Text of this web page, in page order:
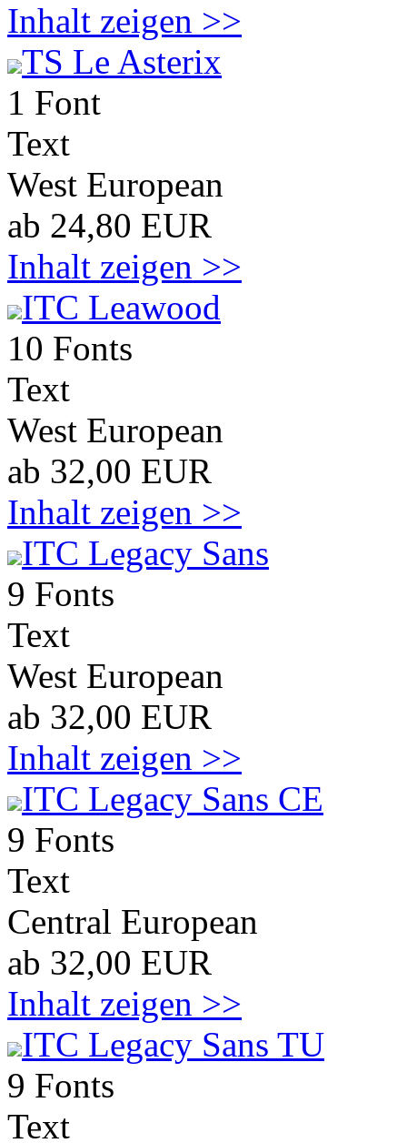
Inhalt zeigen >>
TS Le Asterix
1 Font
Text
West European
ab 24,80 EUR
Inhalt zeigen >>
ITC Leawood
10 Fonts
Text
West European
ab 32,00 EUR
Inhalt zeigen >>
ITC Legacy Sans
9 Fonts
Text
West European
ab 32,00 EUR
Inhalt zeigen >>
ITC Legacy Sans CE
9 Fonts
Text
Central European
ab 32,00 EUR
Inhalt zeigen >>
ITC Legacy Sans TU
9 Fonts
Text